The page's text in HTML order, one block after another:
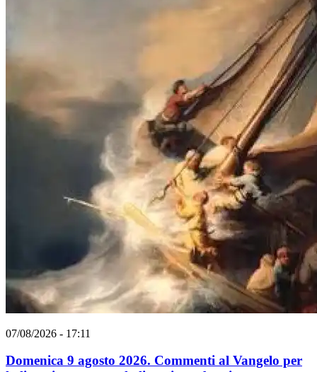
07/08/2026 - 17:11
Domenica 9 agosto 2026. Commenti al Vangelo per